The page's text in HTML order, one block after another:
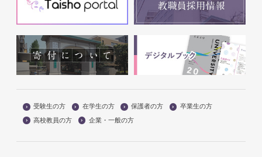
受験生の方 在学生の方 保護者の方
卒業生の方
高校教員の方
企業・一般の方